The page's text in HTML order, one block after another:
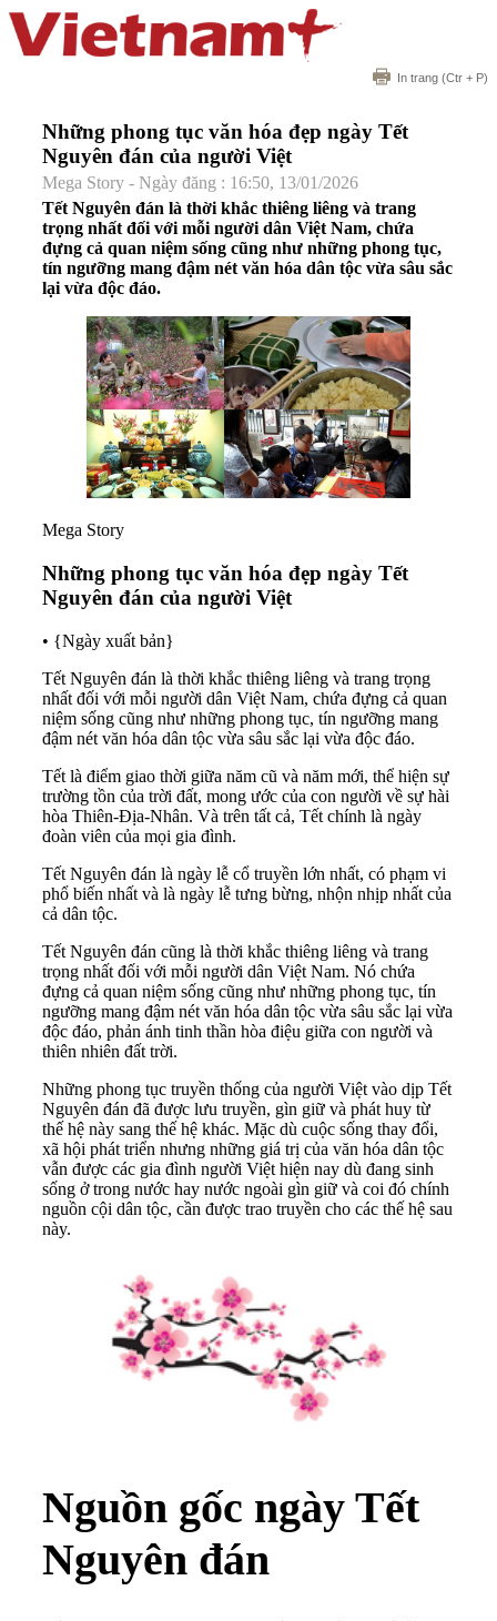
In trang (Ctr + P)
Những phong tục văn hóa đẹp ngày Tết
Nguyên đán của người Việt
Mega Story - Ngày đăng : 16:50, 13/01/2026
Tết Nguyên đán là thời khắc thiêng liêng và trang
trọng nhất đối với mỗi người dân Việt Nam, chứa
đựng cả quan niệm sống cũng như những phong tục,
tín ngưỡng mang đậm nét văn hóa dân tộc vừa sâu sắc
lại vừa độc đáo.
Mega Story
Những phong tục văn hóa đẹp ngày Tết
Nguyên đán của người Việt
• {Ngày xuất bản}
Tết Nguyên đán là thời khắc thiêng liêng và trang trọng
nhất đối với mỗi người dân Việt Nam, chứa đựng cả quan
niệm sống cũng như những phong tục, tín ngưỡng mang
đậm nét văn hóa dân tộc vừa sâu sắc lại vừa độc đáo.
Tết là điểm giao thời giữa năm cũ và năm mới, thể hiện sự
trường tồn của trời đất, mong ước của con người về sự hài
hòa Thiên-Địa-Nhân. Và trên tất cả, Tết chính là ngày
đoàn viên của mọi gia đình.
Tết Nguyên đán là ngày lễ cổ truyền lớn nhất, có phạm vi
phổ biến nhất và là ngày lễ tưng bừng, nhộn nhịp nhất của
cả dân tộc.
Tết Nguyên đán cũng là thời khắc thiêng liêng và trang
trọng nhất đối với mỗi người dân Việt Nam. Nó chứa
đựng cả quan niệm sống cũng như những phong tục, tín
ngưỡng mang đậm nét văn hóa dân tộc vừa sâu sắc lại vừa
độc đáo, phản ánh tinh thần hòa điệu giữa con người và
thiên nhiên đất trời.
Những phong tục truyền thống của người Việt vào dịp Tết
Nguyên đán đã được lưu truyền, gìn giữ và phát huy từ
thế hệ này sang thế hệ khác. Mặc dù cuộc sống thay đổi,
xã hội phát triển nhưng những giá trị của văn hóa dân tộc
vẫn được các gia đình người Việt hiện nay dù đang sinh
sống ở trong nước hay nước ngoài gìn giữ và coi đó chính
nguồn cội dân tộc, cần được trao truyền cho các thế hệ sau
này.
Nguồn gốc ngày Tết
Nguyên đán